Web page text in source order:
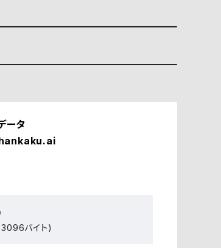
ータ
バイト)